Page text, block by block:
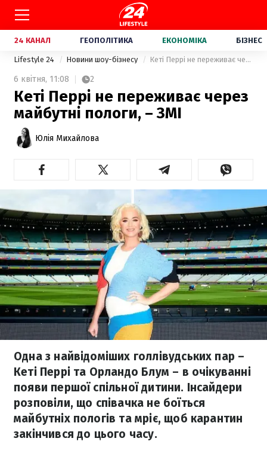
24 КАНАЛ ГЕОПОЛІТИКА ЕКОНОМІКА БІЗНЕС
Lifestyle 24 Новини шоу-бізнесу Кеті Перрі не переживає через майбутні пологи, – ЗМІ
6 квітня, 11:08 2
Кеті Перрі не переживає через
майбутні пологи, – ЗМІ
Юлія Михайлова
Одна з найвідоміших голлівудських пар –
Кеті Перрі та Орландо Блум – в очікуванні
появи першої спільної дитини. Інсайдери
розповіли, що співачка не боїться
майбутніх пологів та мріє, щоб карантин
закінчився до цього часу.